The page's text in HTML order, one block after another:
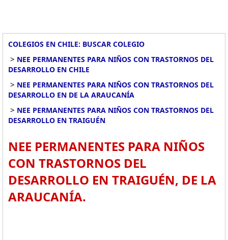
COLEGIOS EN CHILE: BUSCAR COLEGIO
> NEE PERMANENTES PARA NIÑOS CON TRASTORNOS DEL
DESARROLLO EN CHILE
> NEE PERMANENTES PARA NIÑOS CON TRASTORNOS DEL
DESARROLLO EN DE LA ARAUCANÍA
> NEE PERMANENTES PARA NIÑOS CON TRASTORNOS DEL
DESARROLLO EN TRAIGUÉN
NEE PERMANENTES PARA NIÑOS
CON TRASTORNOS DEL
DESARROLLO EN TRAIGUÉN, DE LA
ARAUCANÍA.